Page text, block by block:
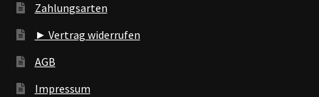
Zahlungsarten
► Vertrag widerrufen
AGB
Impressum